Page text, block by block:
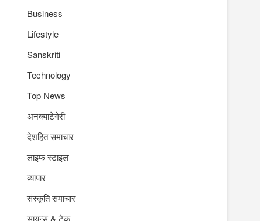
Business
Lifestyle
Sanskriti
Technology
Top News
अनक्याटेगेरी
देशहित समाचार
लाइफ स्टाइल
व्यापार
संस्कृति समाचार
सायन्स & टेक